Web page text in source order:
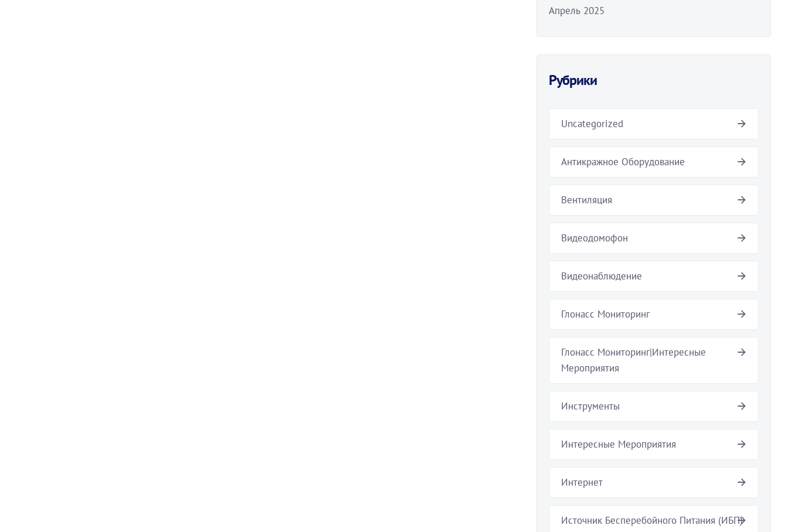
Апрель 2025
Рубрики
Uncategorized
Антикражное Оборудование
Вентиляция
Видеодомофон
Видеонаблюдение
Глонасс Мониторинг
Глонасс Мониторинг|Интересные
Мероприятия
Инструменты
Интересные Мероприятия
Интернет
Источник Бесперебойного Питания (ИБП)